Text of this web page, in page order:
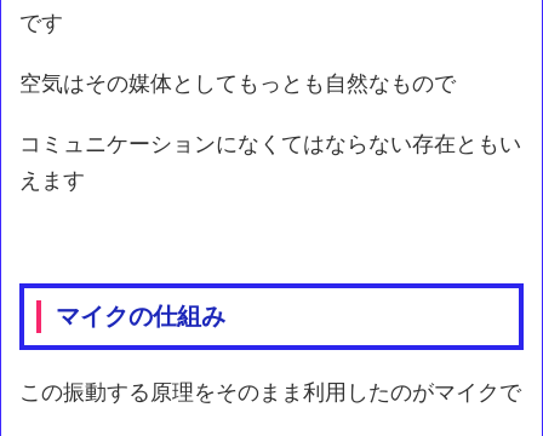
です
空気はその媒体としてもっとも自然なもので
コミュニケーションになくてはならない存在ともい
えます
マイクの仕組み
この振動する原理をそのまま利用したのがマイクで